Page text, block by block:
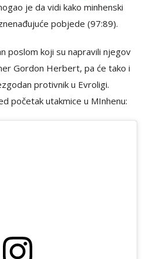
je da vidi kako minhenski
pobjede (97:89).
poslom koji su napravili njegov
Gordon Herbert, pa će tako i
protivnik u Evroligi.
početak utakmice u MInhenu: